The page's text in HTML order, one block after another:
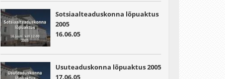
Sotsiaalteaduskonna lõpuaktus
2005
16.06.05
Usuteaduskonna lõpuaktus 2005
17.06.05